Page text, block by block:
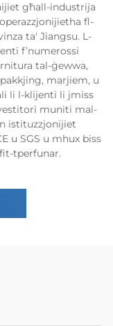
għall-industrija
fl-
ta' Jiangsu. L-
f’numerossi
tal-ġewwa,
marjiem, u
li l-klijenti li jmiss
muniti mal-
istituzzjonijiet
u SGS u mhux biss
tperfunar.